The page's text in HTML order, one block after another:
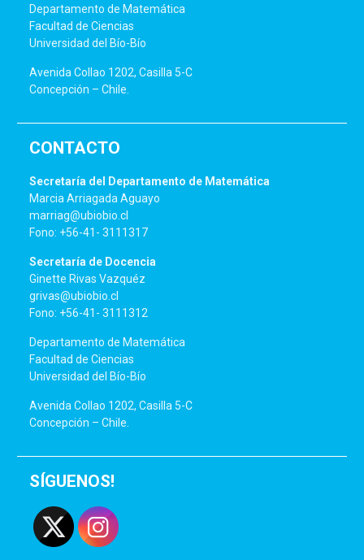
Departamento de Matemática
Facultad de Ciencias
Universidad del Bío-Bío
Avenida Collao 1202, Casilla 5-C
Concepción – Chile.
CONTACTO
Secretaría del Departamento de Matemática
Marcia Arriagada Aguayo
marriag@ubiobio.cl
Fono: +56-41- 3111317
Secretaría de Docencia
Ginette Rivas Vazquéz
grivas@ubiobio.cl
Fono: +56-41- 3111312
Departamento de Matemática
Facultad de Ciencias
Universidad del Bío-Bío
Avenida Collao 1202, Casilla 5-C
Concepción – Chile.
SÍGUENOS!